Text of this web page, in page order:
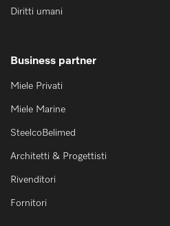
Diritti umani
Business partner
Miele Privati
Miele Marine
SteelcoBelimed
Architetti & Progettisti
Rivenditori
Fornitori